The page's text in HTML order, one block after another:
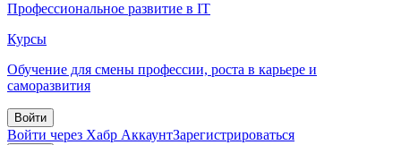
Профессиональное развитие в IT
Курсы
Обучение для смены профессии, роста в карьере и
саморазвития
Войти
Войти через Хабр АккаунтЗарегистрироваться